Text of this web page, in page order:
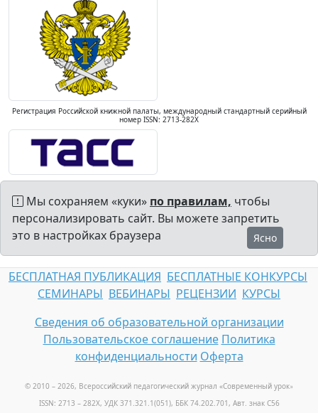
Регистрация Российской книжной палаты, международный стандартный серийный
номер ISSN: 2713-282X
Мы сохраняем «куки» по правилам, чтобы
персонализировать сайт. Вы можете запретить
это в настройках браузера
Ясно
БЕСПЛАТНАЯ ПУБЛИКАЦИЯ БЕСПЛАТНЫЕ КОНКУРСЫ
СЕМИНАРЫ ВЕБИНАРЫ РЕЦЕНЗИИ КУРСЫ
Сведения об образовательной организации
Пользовательское соглашение Политика
конфиденциальности Оферта
© 2010 – 2026, Всероссийский педагогический журнал «Современный урок»
ISSN: 2713 – 282X, УДК 371.321.1(051), ББК 74.202.701, Авт. знак С56